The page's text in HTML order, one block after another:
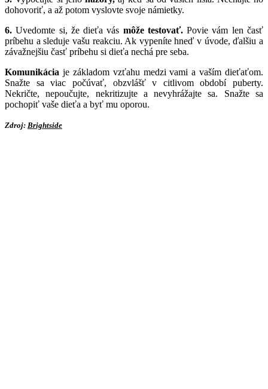
dohovoriť, a až potom vyslovte svoje námietky.
6. Uvedomte si, že dieťa vás môže testovať.Povie vám len časť
príbehu a sleduje vašu reakciu. Ak vypeníte hneď v úvode, ďalšiu a
závažnejšiu časť príbehu si dieťa nechá pre seba.
Komunikácia je základom vzťahu medzi vami a vaším dieťaťom.
Snažte sa viac počúvať, obzvlášť v citlivom období puberty.
Nekričte, nepoučujte, nekritizujte a nevyhrážajte sa. Snažte sa
pochopiť vaše dieťa a byť mu oporou.
Zdroj: Brightside